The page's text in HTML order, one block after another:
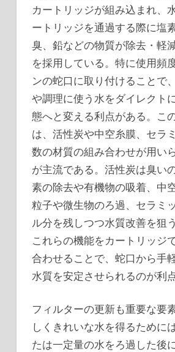
カートリッジが組み込まれ、
ートリッジを通過する際に塩
臭、鉛などの物質が除去・軽
を採用している。特に使用頻
ンの蛇口に取り付けることで
や調理に使う水をダイレクト
態へと変える利点がある。こ
は、活性炭や中空糸膜、セラ
数の材質の組み合わせが用い
が主流である。活性炭は臭い
素の除去や有機物の吸着、中
粒子や微生物のろ過、セラミ
ル分を残しつつ水質改善を狙
これらの機能をカートリッジ
合わせることで、蛇口から手
水質を安定させられるのが利
フィルターの更新も重要な要
しくきれいな水を得るために
たは一定量の水をろ過した後